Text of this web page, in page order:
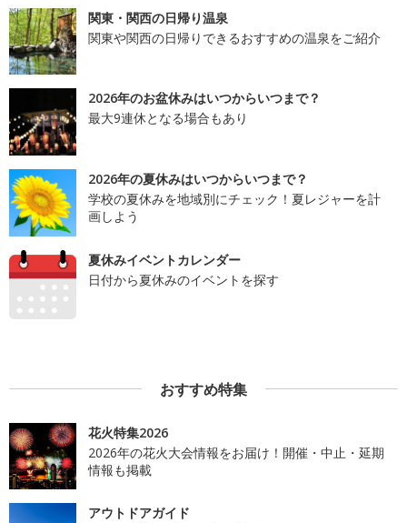
関東・関西の日帰り温泉
関東や関西の日帰りできるおすすめの温泉をご紹介
2026年のお盆休みはいつからいつまで？
最大9連休となる場合もあり
2026年の夏休みはいつからいつまで？
学校の夏休みを地域別にチェック！夏レジャーを計
画しよう
夏休みイベントカレンダー
日付から夏休みのイベントを探す
おすすめ特集
花火特集2026
2026年の花火大会情報をお届け！開催・中止・延期
情報も掲載
アウトドアガイド